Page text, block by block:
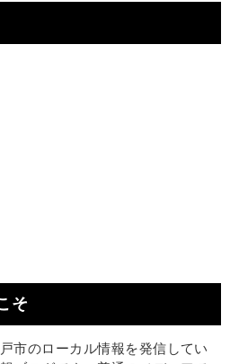
そ
市のローカル情報を発信してい